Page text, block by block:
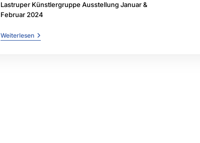
Lastruper Künstlergruppe Ausstellung Januar &
Februar 2024
Weiterlesen